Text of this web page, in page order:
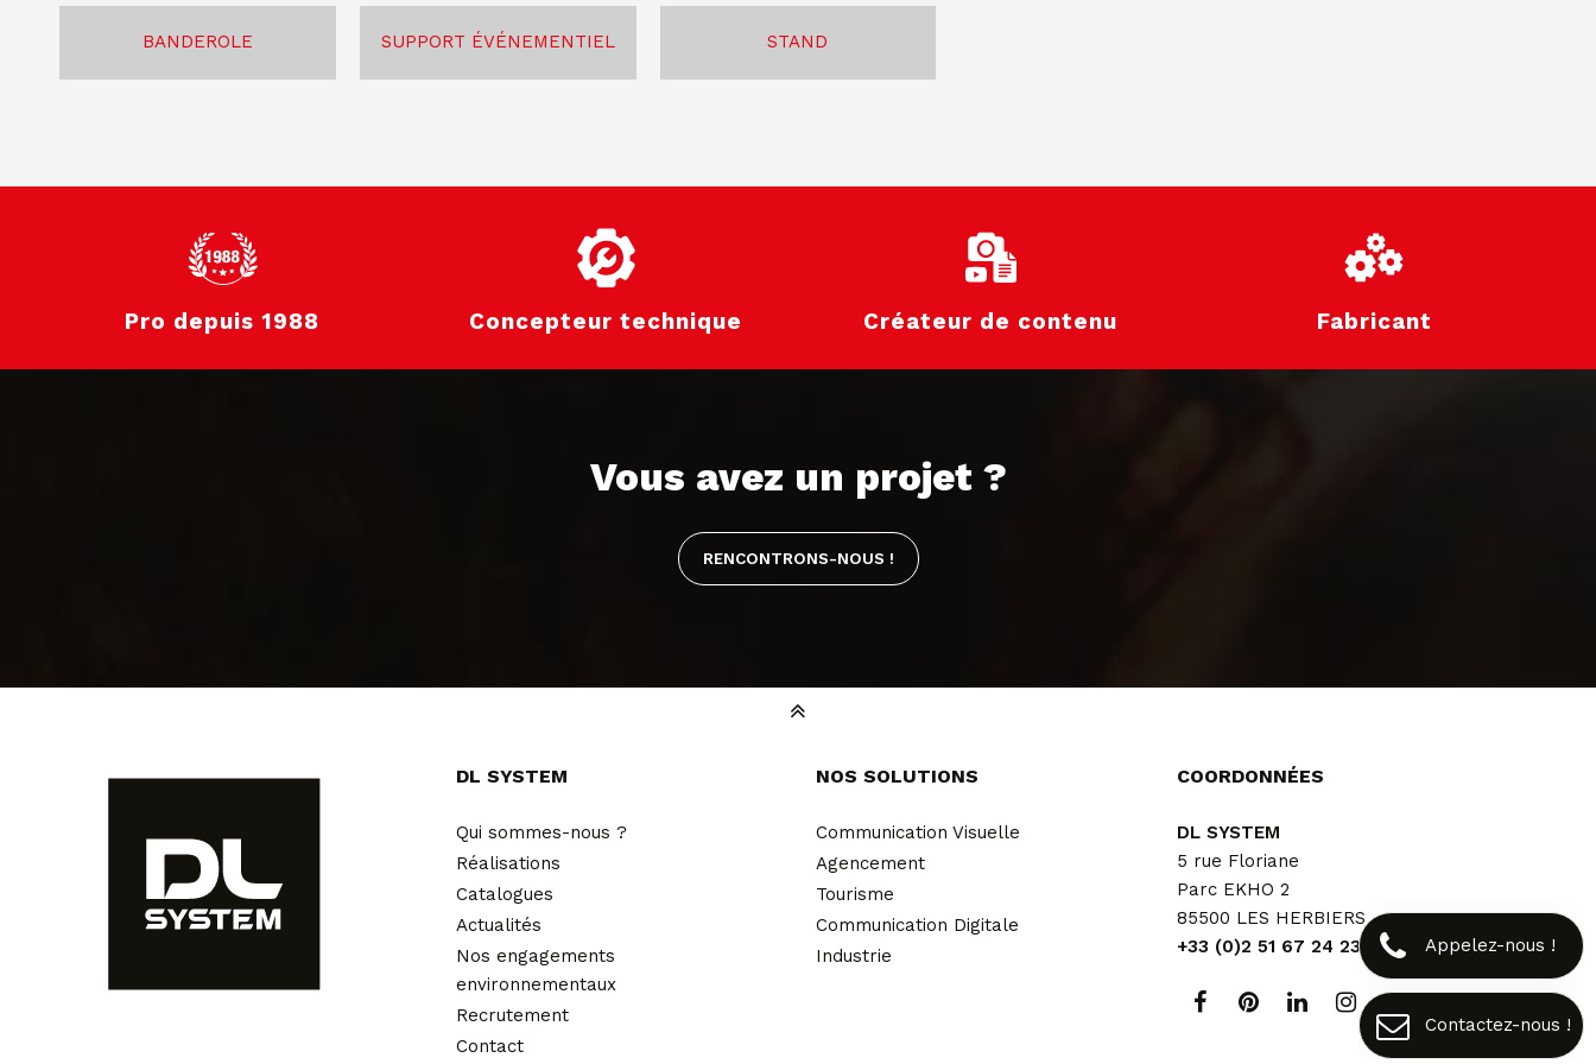
BANDEROLE SUPPORT ÉVÉNEMENTIEL STAND
Pro depuis 1988 Concepteur technique Créateur de contenu Fabricant
Vous avez un projet ?
RENCONTRONS-NOUS !
DL SYSTEM
Qui sommes-nous ?
Réalisations
Catalogues
Actualités
Nos engagements
environnementaux
Recrutement
Contact
NOS SOLUTIONS
Communication Visuelle
Agencement
Tourisme
Communication Digitale
Industrie
COORDONNÉES
DL SYSTEM
5 rue Floriane
Parc EKHO 2
85500 LES HERBIERS
+33 (0)2 51 67 24 23
Appelez-nous !
Contactez-nous !